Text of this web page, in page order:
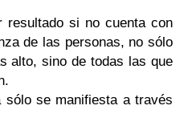
resultado si no cuenta con
de las personas, no sólo
alto, sino de todas las que
sólo se manifiesta a través